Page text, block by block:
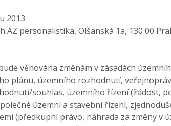
2013
AZ personalistika, Olšanská 1a, 130 00
věnována změnám v zásadách
plánu, územního rozhodnutí,
souhlas, územního řízení (žádost,
územní a stavební řízení,
(předkupní právo, náhrada za změny v